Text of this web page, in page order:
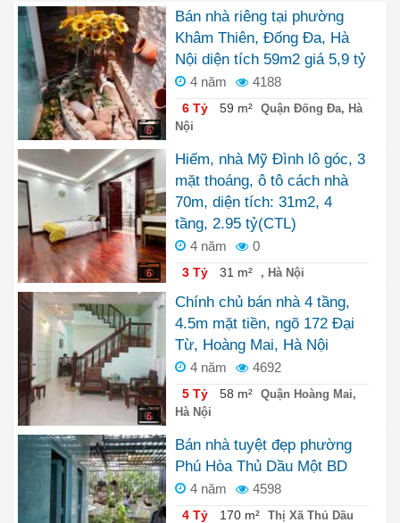
MINH
6
Bán nhà riêng tại phường
Khâm Thiên, Đống Đa, Hà
Nội diện tích 59m2 giá 5,9 tỷ
4 năm 4188
6 Tỷ 59 m²
Quận Đống Đa, Hà
Nội
6
Hiếm, nhà Mỹ Đình lô góc, 3
mặt thoáng, ô tô cách nhà
70m, diện tích: 31m2, 4
tầng, 2.95 tỷ(CTL)
4 năm 0
3 Tỷ 31 m² , Hà Nội
6
Chính chủ bán nhà 4 tầng,
4.5m mặt tiền, ngõ 172 Đại
Từ, Hoàng Mai, Hà Nội
4 năm 4692
5 Tỷ 58 m²
Quận Hoàng Mai,
Hà Nội
Bán nhà tuyệt đẹp phường
Phú Hòa Thủ Dầu Một BD
4 năm 4598
4 Tỷ 170 m²
Thị Xã Thủ Dầu